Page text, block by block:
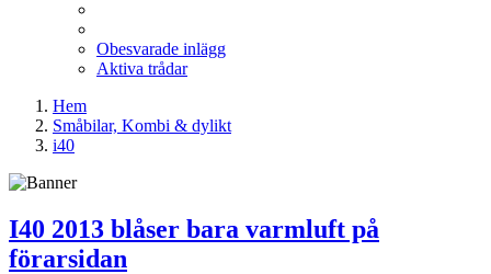
Obesvarade inlägg
Aktiva trådar
Hem
Småbilar, Kombi & dylikt
i40
I40 2013 blåser bara varmluft på
förarsidan